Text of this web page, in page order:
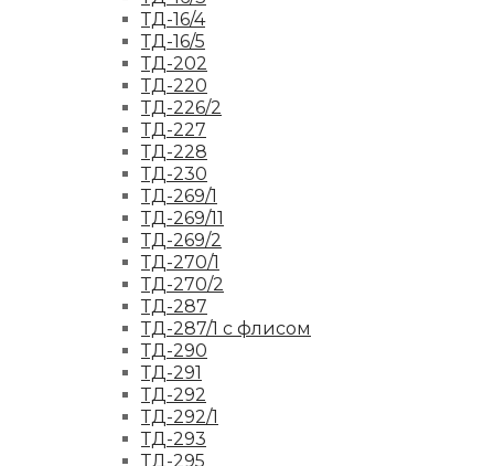
ТД-16/4
ТД-16/5
ТД-202
ТД-220
ТД-226/2
ТД-227
ТД-228
ТД-230
ТД-269/1
ТД-269/11
ТД-269/2
ТД-270/1
ТД-270/2
ТД-287
ТД-287/1 с флисом
ТД-290
ТД-291
ТД-292
ТД-292/1
ТД-293
ТД-295